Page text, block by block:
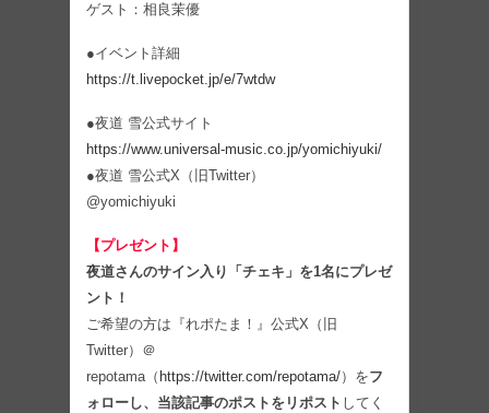
ゲスト：相良茉優
●イベント詳細
https://t.livepocket.jp/e/7wtdw
●夜道 雪公式サイト
https://www.universal-music.co.jp/yomichiyuki/
●夜道 雪公式X（旧Twitter）
@yomichiyuki
【プレゼント】
夜道さんのサイン入り「チェキ」を1名にプレゼ
ント！
ご希望の方は『れポたま！』公式X（旧
Twitter）＠
repotama（ https://twitter.com/repotama/）をフ
ォローし、当該記事のポストをリポスト してく